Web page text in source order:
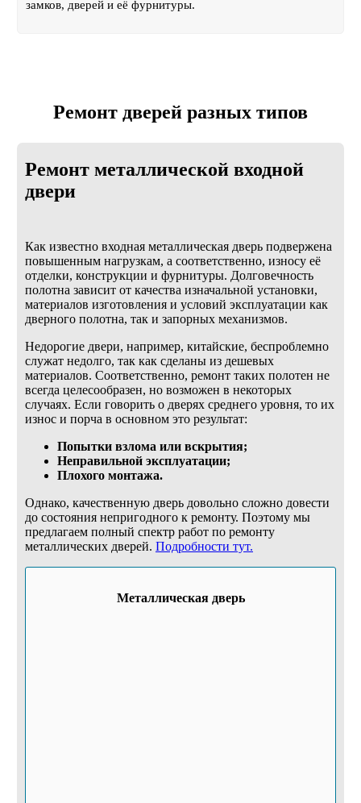
замков, дверей и её фурнитуры.
Ремонт дверей разных типов
Ремонт металлической входной
двери
Как известно входная металлическая дверь подвержена
повышенным нагрузкам, а соответственно, износу её
отделки, конструкции и фурнитуры. Долговечность
полотна зависит от качества изначальной установки,
материалов изготовления и условий эксплуатации как
дверного полотна, так и запорных механизмов.
Недорогие двери, например, китайские, беспроблемно
служат недолго, так как сделаны из дешевых
материалов. Соответственно, ремонт таких полотен не
всегда целесообразен, но возможен в некоторых
случаях. Если говорить о дверях среднего уровня, то их
износ и порча в основном это результат:
Попытки взлома или вскрытия;
Неправильной эксплуатации;
Плохого монтажа.
Однако, качественную дверь довольно сложно довести
до состояния непригодного к ремонту. Поэтому мы
предлагаем полный спектр работ по ремонту
металлических дверей. Подробности тут.
Металлическая дверь